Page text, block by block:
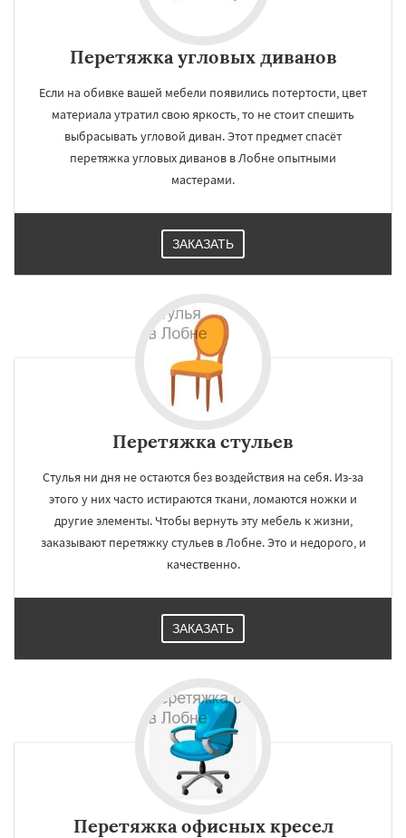
Перетяжка угловых диванов
Если на обивке вашей мебели появились потертости, цвет
материала утратил свою яркость, то не стоит спешить
выбрасывать угловой диван. Этот предмет спасёт
перетяжка угловых диванов в Лобне опытными
мастерами.
ЗАКАЗАТЬ
Перетяжка стульев
Стулья ни дня не остаются без воздействия на себя. Из-за
этого у них часто истираются ткани, ломаются ножки и
другие элементы. Чтобы вернуть эту мебель к жизни,
заказывают перетяжку стульев в Лобне. Это и недорого, и
качественно.
ЗАКАЗАТЬ
Перетяжка офисных кресел